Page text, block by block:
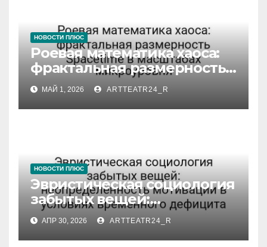
НОВОСТИ ПЛЮС
Роевая математика хаоса:
фрактальная размерность
Spacetime в масштабах
микроуровня
МАЙ 1, 2026 ARTTEATR24_R
НОВОСТИ ПЛЮС
Эвристическая социология
забытых вещей:
неопределённость
мотивации в условиях
временного дефицита
АПР 30, 2026 ARTTEATR24_R